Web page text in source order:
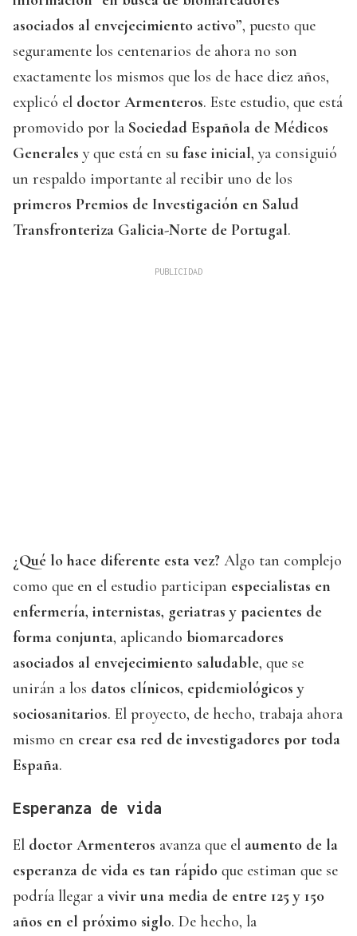
asociados al envejecimiento activo”, puesto que
seguramente los centenarios de ahora no son
exactamente los mismos que los de hace diez años,
explicó el doctor Armenteros. Este estudio, que está
promovido por la Sociedad Española de Médicos
Generales y que está en su fase inicial, ya consiguió
un respaldo importante al recibir uno de los
primeros Premios de Investigación en Salud
Transfronteriza Galicia-Norte de Portugal.
¿Qué lo hace diferente esta vez? Algo tan complejo
como que en el estudio participan especialistas en
enfermería, internistas, geriatras y pacientes de
forma conjunta, aplicando biomarcadores
asociados al envejecimiento saludable, que se
unirán a los datos clínicos, epidemiológicos y
sociosanitarios. El proyecto, de hecho, trabaja ahora
mismo en crear esa red de investigadores por toda
España.
Esperanza de vida
El doctor Armenteros avanza que el aumento de la
esperanza de vida es tan rápido que estiman que se
podría llegar a vivir una media de entre 125 y 150
años en el próximo siglo. De hecho, la